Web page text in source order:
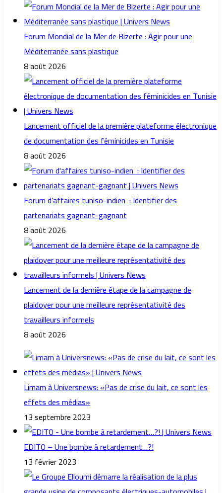
Forum Mondial de la Mer de Bizerte : Agir pour une
Méditerranée sans plastique
8 août 2026
Lancement officiel de la première plateforme électronique
de documentation des féminicides en Tunisie
8 août 2026
Forum d’affaires tuniso-indien : Identifier des
partenariats gagnant-gagnant
8 août 2026
Lancement de la dernière étape de la campagne de
plaidoyer pour une meilleure représentativité des
travailleurs informels
8 août 2026
Limam à Universnews: «Pas de crise du lait, ce sont les
effets des médias»
13 septembre 2023
EDITO – Une bombe à retardement…?!
13 février 2023